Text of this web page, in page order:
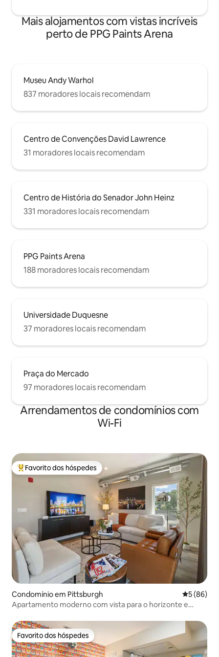
Mais alojamentos com vistas incríveis
perto de PPG Paints Arena
Museu Andy Warhol
837 moradores locais recomendam
Centro de Convenções David Lawrence
31 moradores locais recomendam
Centro de História do Senador John Heinz
331 moradores locais recomendam
PPG Paints Arena
188 moradores locais recomendam
Universidade Duquesne
37 moradores locais recomendam
Praça do Mercado
97 moradores locais recomendam
Arrendamentos de condomínios com
Wi-Fi
Favoritos dos hóspedes mais apreciados
Favorito dos hóspedes
Condomínio em Pittsburgh
5 (86)
Apartamento moderno com vista para o horizonte e
Favorito dos hóspedes
Favorito dos hóspedes